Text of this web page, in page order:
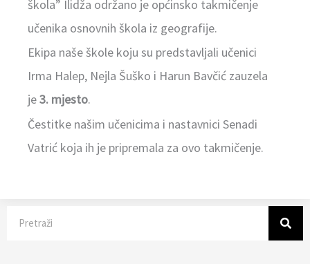
škola” Ilidža održano je općinsko takmičenje
učenika osnovnih škola iz geografije.
Ekipa naše škole koju su predstavljali učenici
Irma Halep, Nejla Šuško i Harun Bavčić zauzela
je3. mjesto.
Čestitke našim učenicima i nastavnici Senadi
Vatrić koja ih je pripremala za ovo takmičenje.